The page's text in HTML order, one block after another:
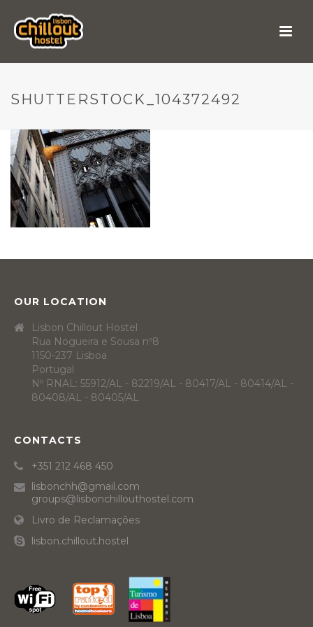
SHUTTERSTOCK_104372492
OUR LOCATION
Lisbon Chillout Hostel
Rua Nogueira e Sousa nº8
1150-237 Lisboa
Portugal
Nº RNAL: 55912/AL - 82219/AL - 80417/AL - 80414/AL -
80408/AL - 80405/AL
CONTACTS
+351 212 468 450
lisbonchh@gmail.com
groups@lisbonchillouthostel.com
Livro de Reclamações
lisbon.chillout.hostel